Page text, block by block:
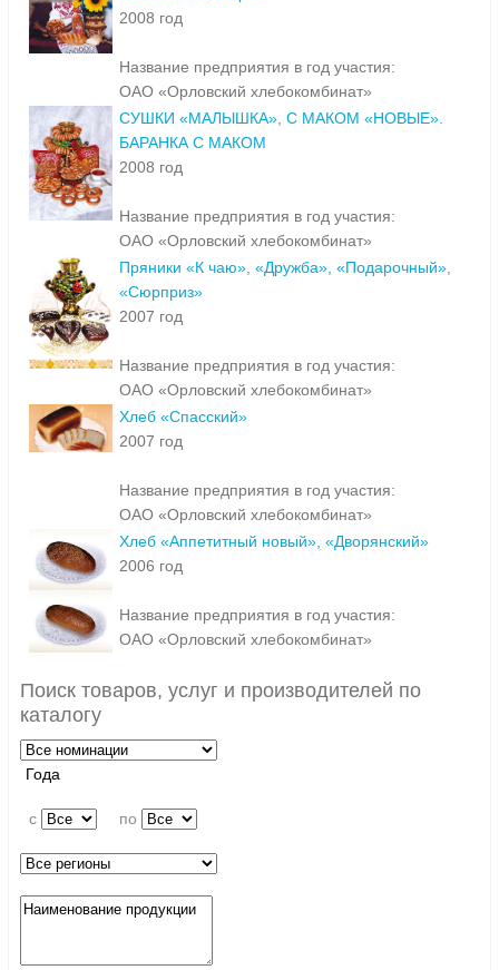
2008 год
Название предприятия в год участия:
ОАО «Орловский хлебокомбинат»
СУШКИ «МАЛЫШКА», С МАКОМ «НОВЫЕ».
БАРАНКА С МАКОМ
2008 год
Название предприятия в год участия:
ОАО «Орловский хлебокомбинат»
Пряники «К чаю», «Дружба», «Подарочный»,
«Сюрприз»
2007 год
Название предприятия в год участия:
ОАО «Орловский хлебокомбинат»
Хлеб «Спасский»
2007 год
Название предприятия в год участия:
ОАО «Орловский хлебокомбинат»
Хлеб «Аппетитный новый», «Дворянский»
2006 год
Название предприятия в год участия:
ОАО «Орловский хлебокомбинат»
Поиск товаров, услуг и производителей по
каталогу
Года
c по